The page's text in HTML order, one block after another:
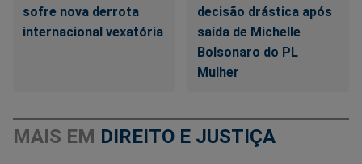
sofre nova derrota
internacional vexatória
decisão drástica após
saída de Michelle
Bolsonaro do PL
Mulher
MAIS EM DIREITO E JUSTIÇA